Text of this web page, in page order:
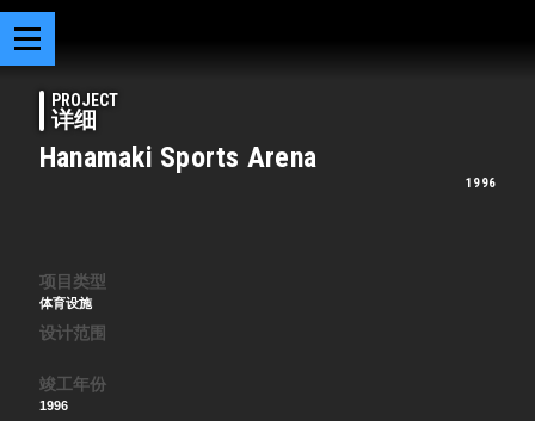
PROJECT
详细
Hanamaki Sports Arena
1996
项目类型
体育设施
设计范围
竣工年份
1996